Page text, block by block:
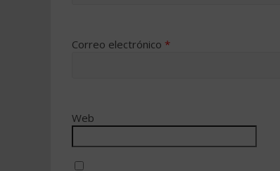
Correo electrónico *
Web